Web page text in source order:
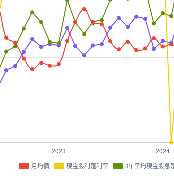
月均價 現金股利殖利率 3年平均現金股息